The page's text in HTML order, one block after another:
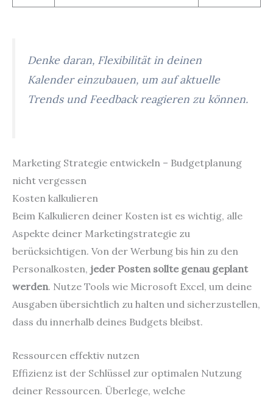
Denke daran, Flexibilität in deinen
Kalender einzubauen, um auf aktuelle
Trends und Feedback reagieren zu können.
Marketing Strategie entwickeln – Budgetplanung
nicht vergessen
Kosten kalkulieren
Beim Kalkulieren deiner Kosten ist es wichtig, alle
Aspekte deiner Marketingstrategie zu
berücksichtigen. Von der Werbung bis hin zu den
Personalkosten, jeder Posten sollte genau geplant
werden. Nutze Tools wie Microsoft Excel, um deine
Ausgaben übersichtlich zu halten und sicherzustellen,
dass du innerhalb deines Budgets bleibst.
Ressourcen effektiv nutzen
Effizienz ist der Schlüssel zur optimalen Nutzung
deiner Ressourcen. Überlege, welche